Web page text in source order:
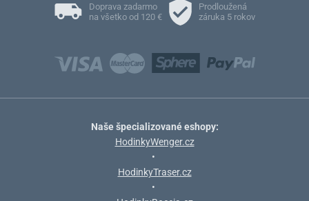
Doprava zadarmo
na všetko od 120 €
Prodloužená
záruka 5 rokov
Naše špecializované eshopy:
HodinkyWenger.cz
•
HodinkyTraser.cz
•